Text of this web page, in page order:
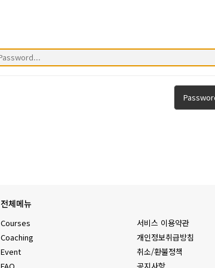
전체메뉴
Courses
Coaching
Event
서비스 이용약관
개인정보취급방침
취소/환불정책